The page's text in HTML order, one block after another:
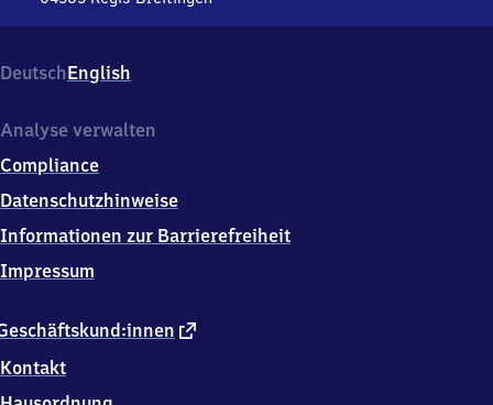
Bahnhofstr.
17,
4
6
5
Breitingen
DeutschEnglish
externer
Kontakt
Analyse verwalten
Compliance
Datenschutzhinweise
Informationen zur Barrierefreiheit
Impressum